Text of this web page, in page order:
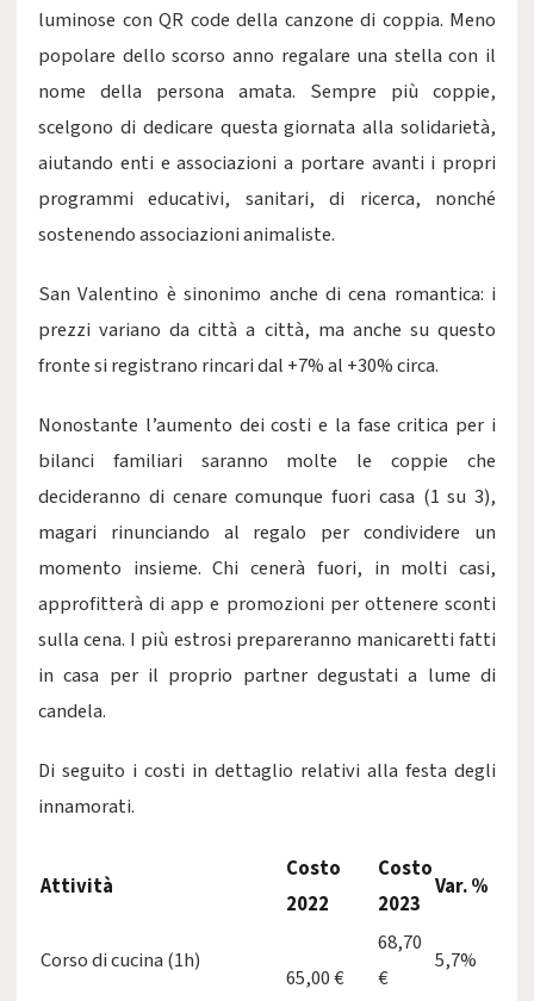
luminose con QR code della canzone di coppia. Meno
popolare dello scorso anno regalare una stella con il
nome della persona amata. Sempre più coppie,
scelgono di dedicare questa giornata alla solidarietà,
aiutando enti e associazioni a portare avanti i propri
programmi educativi, sanitari, di ricerca, nonché
sostenendo associazioni animaliste.
San Valentino è sinonimo anche di cena romantica: i
prezzi variano da città a città, ma anche su questo
fronte si registrano rincari dal +7% al +30% circa.
Nonostante l’aumento dei costi e la fase critica per i
bilanci familiari saranno molte le coppie che
decideranno di cenare comunque fuori casa (1 su 3),
magari rinunciando al regalo per condividere un
momento insieme. Chi cenerà fuori, in molti casi,
approfitterà di app e promozioni per ottenere sconti
sulla cena. I più estrosi prepareranno manicaretti fatti
in casa per il proprio partner degustati a lume di
candela.
Di seguito i costi in dettaglio relativi alla festa degli
innamorati.
Attività
Costo
2022
Costo
2023
Var. %
Corso di cucina (1h)
65,00 €
68,70
€
5,7%